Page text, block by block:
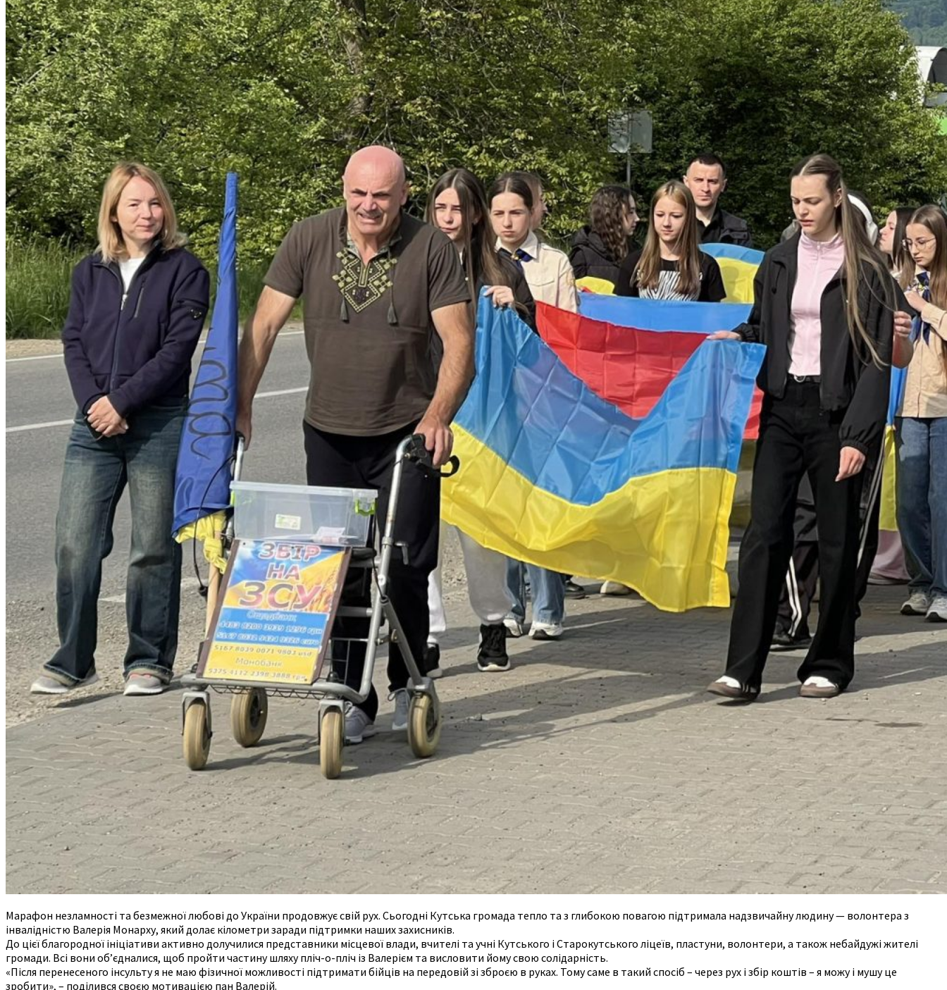
Марафон незламності та безмежної любові до України продовжує свій рух. Сьогодні Кутська громада тепло та з глибокою повагою підтримала надзвичайну людину — волонтера з
інвалідністю Валерія Монарху, який долає кілометри заради підтримки наших захисників.
До цієї благородної ініціативи активно долучилися представники місцевої влади, вчителі та учні Кутського і Старокутського ліцеїв, пластуни, волонтери, а також небайдужі жителі
громади. Всі вони об’єдналися, щоб пройти частину шляху пліч-о-пліч із Валерієм та висловити йому свою солідарність.
«Після перенесеного інсульту я не маю фізичної можливості підтримати бійців на передовій зі зброєю в руках. Тому саме в такий спосіб – через рух і збір коштів – я можу і мушу це
зробити», – поділився своєю мотивацією пан Валерій.